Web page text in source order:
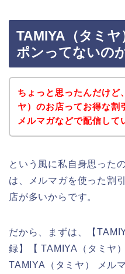
TAMIYA（タミ
ポンってないの
ちょっと思ったんだけど
ヤ）のお店ってお得な割
メルマガなどで配信して
という風に私自身思った
は、メルマガを使った割
店が多いからです。
だから、まずは、【
録】【 TAMIYA（タミヤ
TAMIYA（タミヤ） メル